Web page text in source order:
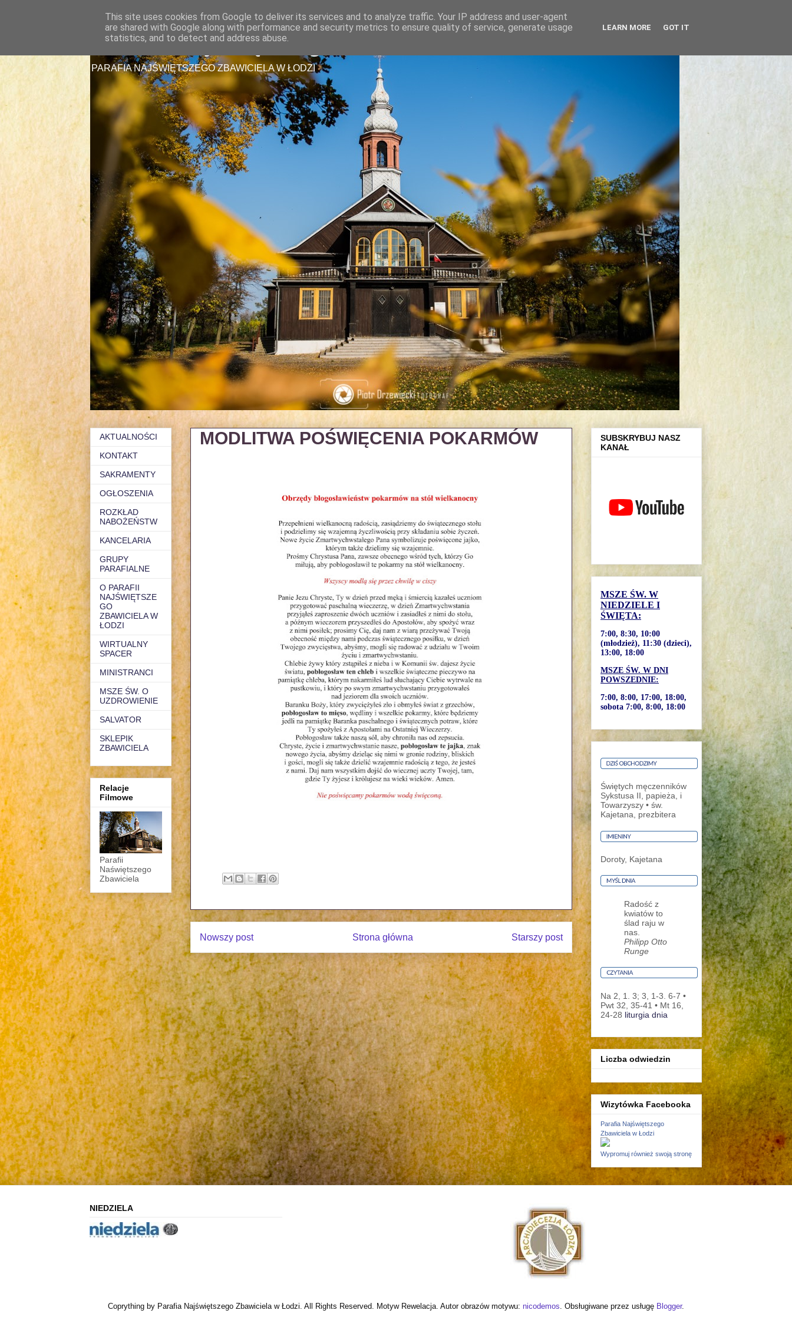
Parafia Najświętszego Zbawiciela
PARAFIA NAJŚWIĘTSZEGO ZBAWICIELA W ŁODZI
MODLITWA POŚWIĘCENIA POKARMÓW
Nowszy post Starszy post
Strona główna
AKTUALNOŚCI
KONTAKT
SAKRAMENTY
OGŁOSZENIA
ROZKŁAD
NABOŻEŃSTW
KANCELARIA
GRUPY
PARAFIALNE
O PARAFII
NAJŚWIĘTSZE
GO
ZBAWICIELA W
ŁODZI
WIRTUALNY
SPACER
MINISTRANCI
MSZE ŚW. O
UZDROWIENIE
SALVATOR
SKLEPIK
ZBAWICIELA
Relacje
Filmowe
Parafii
Naświętszego
Zbawiciela
SUBSKRYBUJ NASZ
KANAŁ
MSZE ŚW. W
NIEDZIELE I
ŚWIĘTA:
7:00, 8:30, 10:00
(młodzież), 11:30 (dzieci),
13:00, 18:00
MSZE ŚW. W DNI
POWSZEDNIE:
7:00, 8:00, 17:00, 18:00,
sobota 7:00, 8:00, 18:00
Świętych męczenników
Sykstusa II, papieża, i
Towarzyszy • św.
Kajetana, prezbitera
Doroty, Kajetana
Radość z
kwiatów to
ślad raju w
nas.
Philipp Otto
Runge
Na 2, 1. 3; 3, 1-3. 6-7 •
Pwt 32, 35-41 • Mt 16,
24-28 liturgia dnia
Liczba odwiedzin
Wizytówka Facebooka
Parafia Najświętszego
Zbawiciela w Łodzi
Wypromuj również swoją stronę
NIEDZIELA
Coprything by Parafia Najświętszego Zbawiciela w Łodzi. All Rights Reserved. Motyw Rewelacja. Autor obrazów motywu: nicodemos. Obsługiwane przez usługę Blogger.
This site uses cookies from Google to deliver its services and to analyze traffic. Your IP address and user-agent
are shared with Google along with performance and security metrics to ensure quality of service, generate usage
statistics, and to detect and address abuse.
LEARN MORE GOT IT